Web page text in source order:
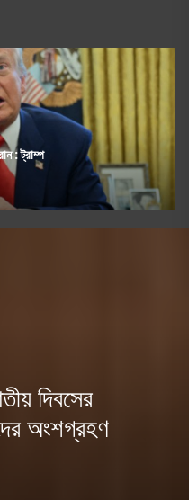
গেছে?- স্বরাষ্ট্রমন্ত্রীর প্রশ্ন
দিবসের
অংশগ্রহণ